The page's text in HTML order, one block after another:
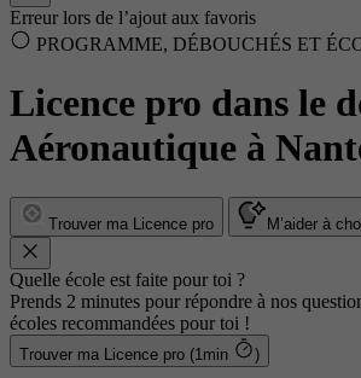
Erreur lors de l’ajout aux favoris
PROGRAMME, DÉBOUCHÉS ET
Licence pro dans le
Aéronautique à
Trouver ma Licence pro M’aider à
Quelle école est faite pour toi ?
Prends 2 minutes pour répondre à nos
écoles recommandées pour toi !
Trouver ma Licence pro (1min )